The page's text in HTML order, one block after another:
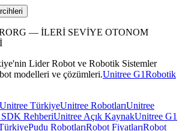
— İLERİ SEVİYE OTONOM
Lider Robot ve Robotik Sistemler
modelleri ve çözümleri.Unitree G1Robotik
Unitree TürkiyeUnitree RobotlarıUnitree
RehberiUnitree Açık KaynakUnitree G1
Pudu RobotlarıRobot FiyatlarıRobot